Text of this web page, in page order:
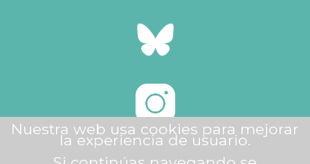
2026 © LEVANTA FUEGO
Diseño: lacasti-estudio.com
Nuestra web usa cookies para mejorar
la experiencia de usuario.